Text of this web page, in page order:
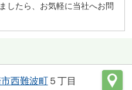
したら、お気軽に当社へお問
西難波町５丁目